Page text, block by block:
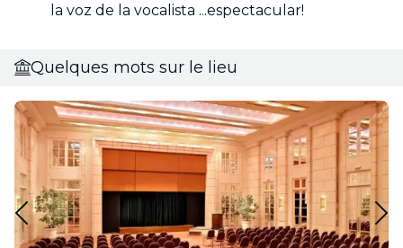
la voz de la vocalista ...espectacular!
Quelques mots sur le lieu